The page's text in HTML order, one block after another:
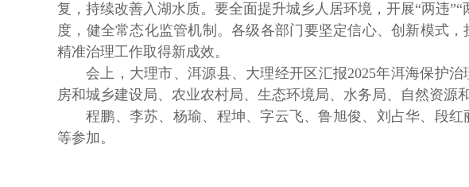
复，持续改善入湖水质。要全面提升城乡人居环境，开展“两违
度，健全常态化监管机制。各级各部门要坚定信心、创新模式
精准治理工作取得新成效。
会上，大理市、洱源县、大理经开区汇报2025年洱海保护
房和城乡建设局、农业农村局、生态环境局、水务局、自然资源
程鹏、李苏、杨瑜、程坤、字云飞、鲁旭俊、刘占华、段
等参加。